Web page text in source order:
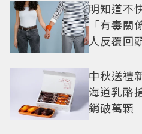
明知道不
「有毒
人反覆回
中秋送禮
海道乳酪
銷破萬顆